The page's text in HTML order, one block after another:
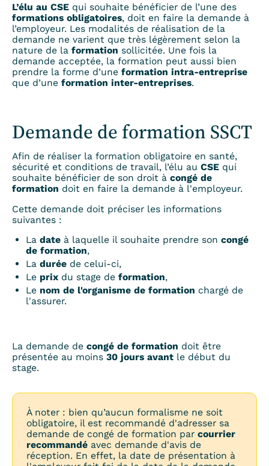
L’élu au CSEqui souhaite bénéficier de l’une des
formations obligatoires, doit en faire la demande à
l’employeur. Les modalités de réalisation de la
demande ne varient que très légèrement selon la
nature de la formation sollicitée. Une fois la
demande acceptée, la formation peut aussi bien
prendre la forme d’une formation intra-entreprise
que d’une formation inter-entreprises.
Demande de formation SSCT
Afin de réaliser la formation obligatoire en santé,
sécurité et conditions de travail, l’élu au CSE qui
souhaite bénéficier de son droit à congé de
formation doit en faire la demande à l'employeur.
Cette demande doit préciser les informations
suivantes :
Ladate à laquelle il souhaite prendre soncongé
de formation,
Ladurée de celui-ci,
Le prix du stage deformation,
Le nom de l'organisme de formation chargé de
l'assurer.
La demande de congé de formation doit être
présentée au moins 30 jours avantle début du
stage.
À noter : bien qu’aucun formalisme ne soit
obligatoire, il est recommandé d'adresser sa
demande de congé de formation parcourrier
recommandé avec demande d'avis de
réception. En effet, la date de présentation à